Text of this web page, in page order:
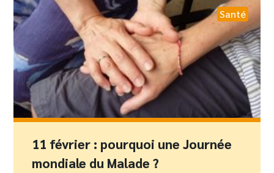
Santé
11 février : pourquoi une Journée
mondiale du Malade ?